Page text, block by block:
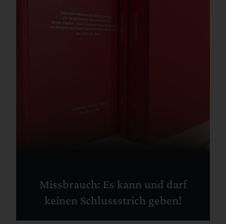
Missbrauch: Es kann und darf
keinen Schlussstrich geben!